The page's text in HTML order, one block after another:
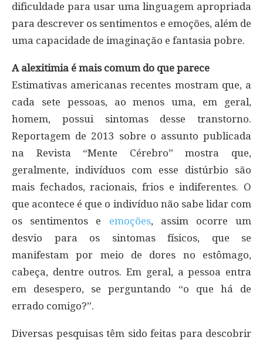
dificuldade para usar uma linguagem apropriada
para descrever os sentimentos e emoções, além de
uma capacidade de imaginação e fantasia pobre.
A alexitimia é mais comum do que parece
Estimativas americanas recentes mostram que, a
cada sete pessoas, ao menos uma, em geral,
homem, possui sintomas desse transtorno.
Reportagem de 2013 sobre o assunto publicada
na Revista “Mente Cérebro” mostra que,
geralmente, indivíduos com esse distúrbio são
mais fechados, racionais, frios e indiferentes. O
que acontece é que o indivíduo não sabe lidar com
os sentimentos e emoções, assim ocorre um
desvio para os sintomas físicos, que se
manifestam por meio de dores no estômago,
cabeça, dentre outros. Em geral, a pessoa entra
em desespero, se perguntando “o que há de
errado comigo?”.
Diversas pesquisas têm sido feitas para descobrir